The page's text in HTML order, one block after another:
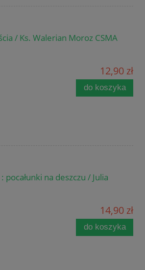
/ Ks. Walerian Moroz CSMA
12,90 zł
do koszyka
pocałunki na deszczu / Julia
14,90 zł
do koszyka